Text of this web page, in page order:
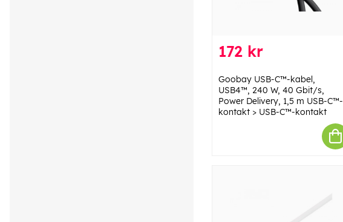
172 kr
Goobay USB-C™-kabel,
USB4™, 240 W, 40 Gbit/s,
Power Delivery, 1,5 m USB-C™-
kontakt > USB-C™-kontakt